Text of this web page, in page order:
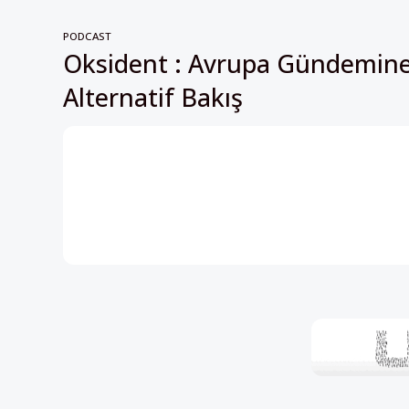
PODCAST
Oksident : Avrupa
Alternatif Bakış